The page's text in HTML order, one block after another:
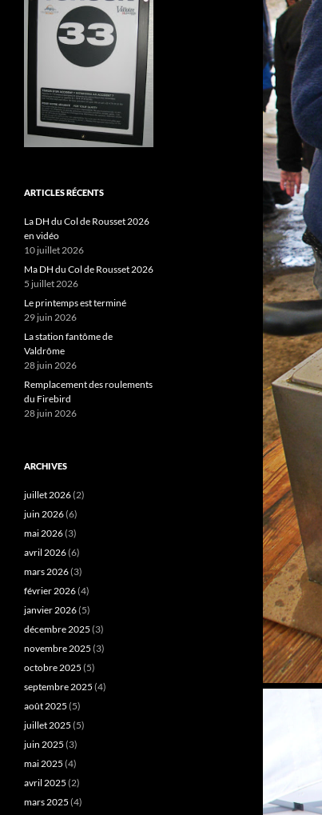
ARTICLES RÉCENTS
La DH du Col de Rousset 2026
en vidéo
10 juillet 2026
Ma DH du Col de Rousset 2026
5 juillet 2026
Le printemps est terminé
29 juin 2026
La station fantôme de
Valdrôme
28 juin 2026
Remplacement des roulements
du Firebird
28 juin 2026
ARCHIVES
juillet 2026(2)
juin 2026(6)
mai 2026(3)
avril 2026(6)
mars 2026(3)
février 2026(4)
janvier 2026(5)
décembre 2025 (3)
novembre 2025 (3)
octobre 2025 (5)
septembre 2025 (4)
août 2025 (5)
juillet 2025 (5)
juin 2025 (3)
mai 2025 (4)
avril 2025 (2)
mars 2025 (4)